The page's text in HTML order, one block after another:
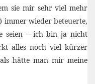
sie mir sehr viel mehr
immer wieder beteuerte,
seien – ich bin ja nicht
alles noch viel kürzer
hätte man mir meine